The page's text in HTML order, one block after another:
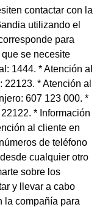
contactar con la
utilizando el
para
se necesite
1444. * Atención al
* Atención al
607 123 000. *
* Información
al cliente en
de teléfono
cualquier otro
sobre los
y llevar a cabo
la compañía para